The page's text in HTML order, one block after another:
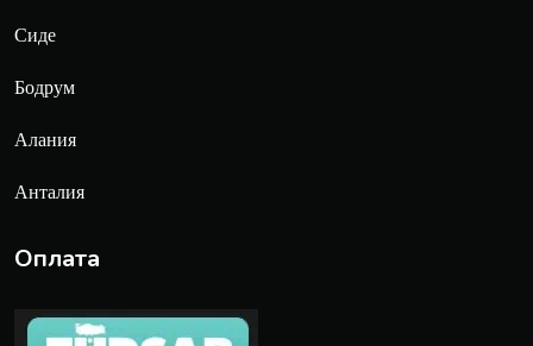
Сиде
Бодрум
Алания
Анталия
Оплата